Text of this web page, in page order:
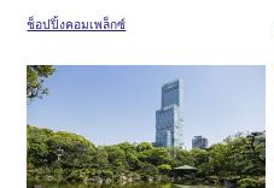
ช็อปปิ้งคอมเพล็กซ์